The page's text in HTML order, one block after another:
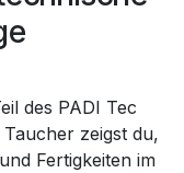
des PADI Tec
zeigst du,
Fertigkeiten im